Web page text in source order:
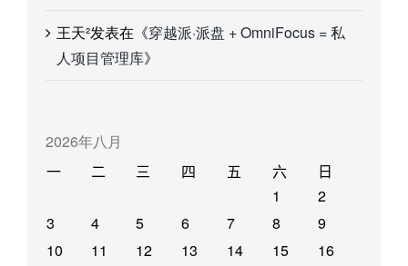
王天²发表在《穿越派·派盘 + OmniFocus = 私
人项目管理库》
2026年八月
一 二 三 四 五 六 日
1
2
3
4 5 6 7 8
9
10
11 12 13 14 15
16